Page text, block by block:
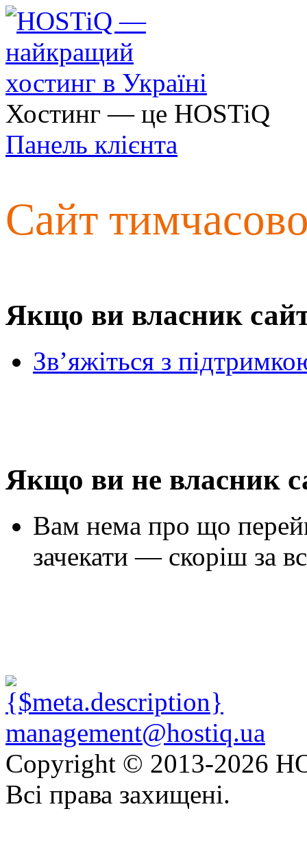
Хостинг — це HOSTiQ
Панель клієнта
Сайт
Якщо ви власник
Зв’яжіться з
Якщо ви не власник
Вам нема про що
зачекати — скоріш за
management@hostiq.ua
Copyright © 2013-2026
Всі права захищені.